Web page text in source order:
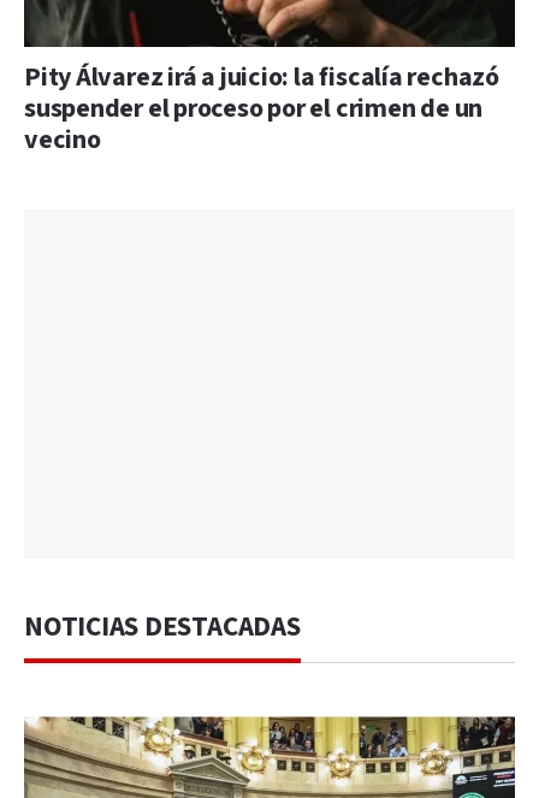
Pity Álvarez irá a juicio: la fiscalía rechazó
suspender el proceso por el crimen de un
vecino
NOTICIAS DESTACADAS